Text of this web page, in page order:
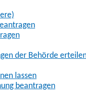
der Behörde
lassen
beantragen